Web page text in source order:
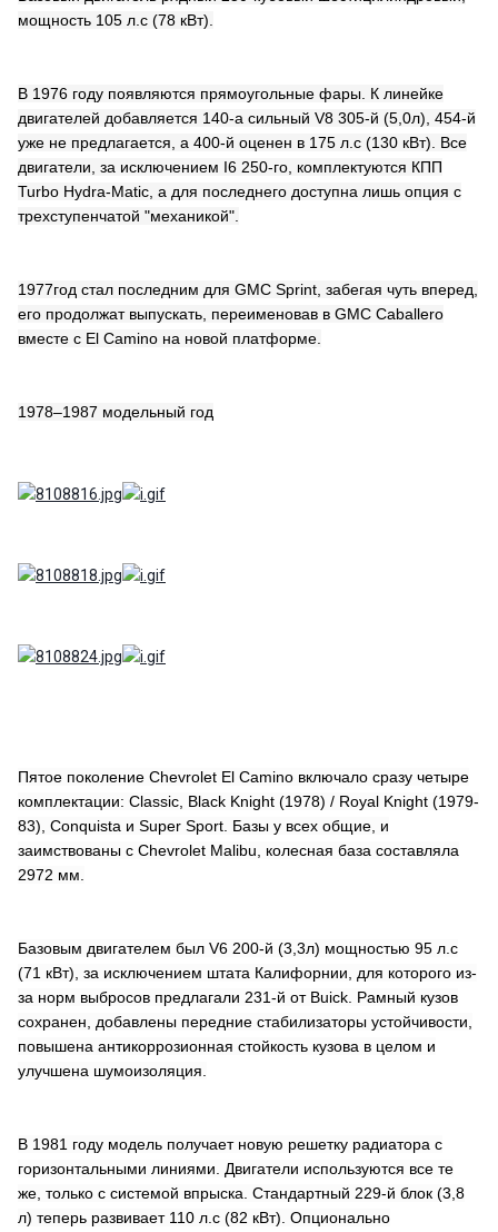
мощность 105 л.с (78 кВт).
В 1976 году появляются прямоугольные фары. К линейке
двигателей добавляется 140-а сильный V8 305-й (5,0л), 454-й
уже не предлагается, а 400-й оценен в 175 л.с (130 кВт). Все
двигатели, за исключением I6 250-го, комплектуются КПП
Turbo Hydra-Matic, а для последнего доступна лишь опция с
трехступенчатой "механикой".
1977год стал последним для GMC Sprint, забегая чуть вперед,
его продолжат выпускать, переименовав в GMC Caballero
вместе с El Camino на новой платформе.
1978–1987 модельный год
Пятое поколение Chevrolet El Camino включало сразу четыре
комплектации: Classic, Black Knight (1978) / Royal Knight (1979-
83), Conquista и Super Sport. Базы у всех общие, и
заимствованы с Chevrolet Malibu, колесная база составляла
2972 мм.
Базовым двигателем был V6 200-й (3,3л) мощностью 95 л.с
(71 кВт), за исключением штата Калифорнии, для которого из-
за норм выбросов предлагали 231-й от Buick. Рамный кузов
сохранен, добавлены передние стабилизаторы устойчивости,
повышена антикоррозионная стойкость кузова в целом и
улучшена шумоизоляция.
В 1981 году модель получает новую решетку радиатора с
горизонтальными линиями. Двигатели используются все те
же, только с системой впрыска. Стандартный 229-й блок (3,8
л) теперь развивает 110 л.с (82 кВт). Опционально